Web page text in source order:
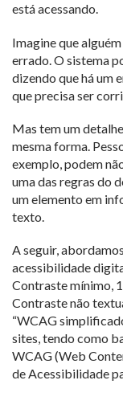
está acessando.
Imagine que
errado. O sistema
dizendo que há um
que precisa ser
Mas tem um
mesma forma.
exemplo, podem
uma das regras do
um elemento em
texto.
A seguir,
acessibilidade
Contraste mínimo,
Contraste não
“WCAG
sites, tendo como
WCAG (Web
de Acessibilidade